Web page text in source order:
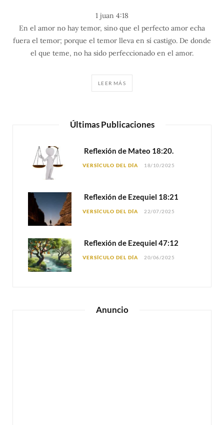
1 juan 4:18
En el amor no hay temor, sino que el perfecto amor echa
fuera el temor; porque el temor lleva en sí castigo. De donde
el que teme, no ha sido perfeccionado en el amor.
LEER MÁS
Últimas Publicaciones
Reflexión de Mateo 18:20.
VERSÍCULO DEL DÍA 18/10/2025
Reflexión de Ezequiel 18:21
VERSÍCULO DEL DÍA 22/07/2025
Reflexión de Ezequiel 47:12
VERSÍCULO DEL DÍA 20/06/2025
Anuncio